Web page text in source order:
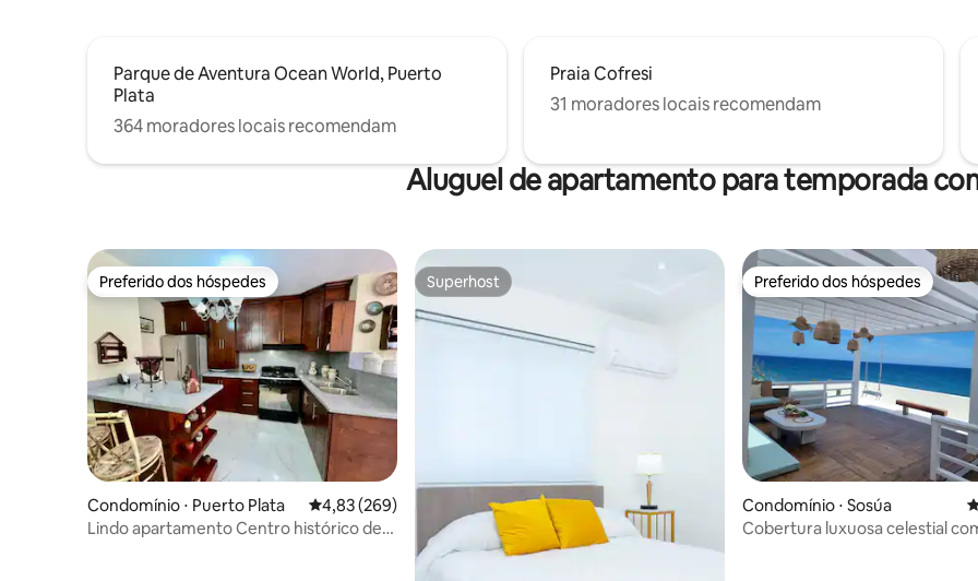
Parque de Aventura Ocean World, Puerto
Plata
364 moradores locais recomendam
Praia Cofresi
31 moradores locais recomendam
Aluguel de apartamento para temporada
Preferido dos hóspedes
Preferido dos hóspedes
Condomínio ⋅ Puerto Plata 4,83 de uma avaliação média de 5, 269 avaliações
4,83 (269)
Lindo apartamento Centro histórico de
Superhost
Superhost Preferido dos hóspedes
Preferido dos hóspedes
Condomínio ⋅ Sosúa
Cobertura luxuosa celestial